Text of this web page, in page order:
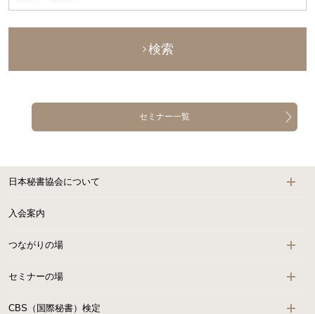
検索
セミナー一覧
日本秘書協会について
入会案内
つながりの場
セミナーの場
CBS（国際秘書）検定